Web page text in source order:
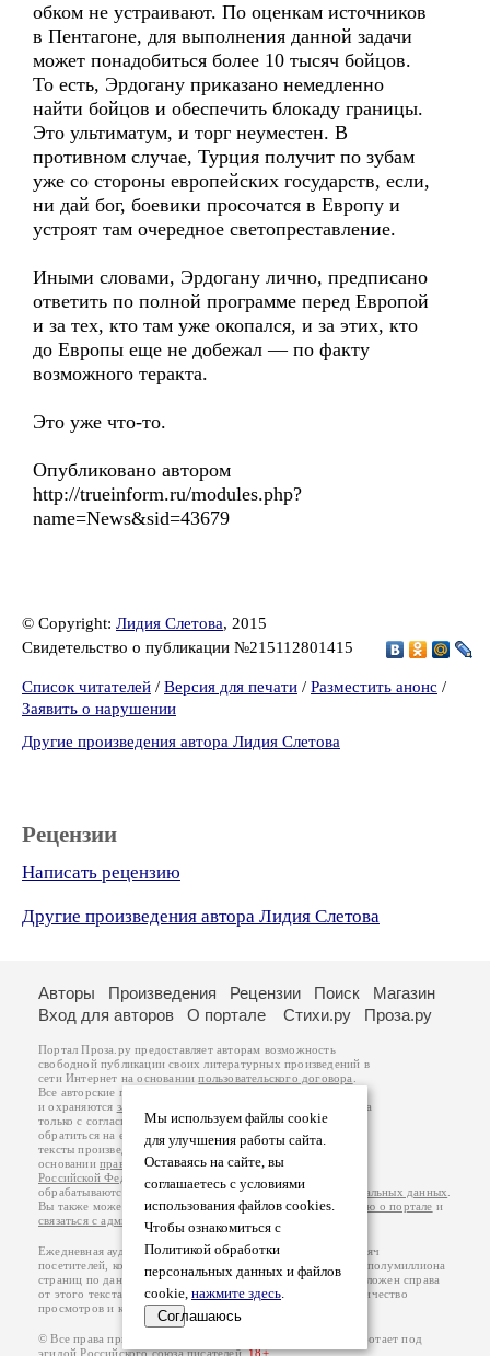
обком не устраивают. По оценкам источников
в Пентагоне, для выполнения данной задачи
может понадобиться более 10 тысяч бойцов.
То есть, Эрдогану приказано немедленно
найти бойцов и обеспечить блокаду границы.
Это ультиматум, и торг неуместен. В
противном случае, Турция получит по зубам
уже со стороны европейских государств, если,
ни дай бог, боевики просочатся в Европу и
устроят там очередное светопреставление.
Иными словами, Эрдогану лично, предписано
ответить по полной программе перед Европой
и за тех, кто там уже окопался, и за этих, кто
до Европы еще не добежал — по факту
возможного теракта.
Это уже что-то.
Опубликовано автором
http://trueinform.ru/modules.php?
name=News&sid=43679
© Copyright: Лидия Слетова, 2015
Свидетельство о публикации №215112801415
Список читателей / Версия для печати / Разместить анонс /
Заявить о нарушении
Другие произведения автора Лидия Слетова
Рецензии
Написать рецензию
Другие произведения автора Лидия Слетова
Мы используем файлы cookie
для улучшения работы сайта.
Оставаясь на сайте, вы
соглашаетесь с условиями
использования файлов cookies.
Чтобы ознакомиться с
Политикой обработки
персональных данных и файлов
cookie, нажмите здесь.
Соглашаюсь
Авторы Произведения Рецензии Поиск
Магазин
Вход для авторов
О портале Стихи.ру Проза.ру
Портал Проза.ру предоставляет авторам возможность
свободной публикации своих литературных произведений в
сети Интернет на основаниипользовательского договора
Все авторские права на произведения принадлежат авторам
и охраняются законом
. Перепечатка произведений возможна
только с согласия его автора, к которому вы можете
обратиться на его авторской странице. Ответственность за
тексты произведений авторы несут самостоятельно на
основанииправил публикацииизаконодательства
Российской Федерации
обрабатываются на основанииПолитики обработки персональных данных
Вы также можете посмотреть более подробнуюинформацию о портале и
связаться с администрацией
Ежедневная аудитория портала Проза.ру – порядка 100 тысяч
посетителей, которые в общей сумме просматривают более полумиллиона
страниц по данным счетчика посещаемости, который расположен справа
от этого текста. В каждой графе указано по две цифры: количество
просмотров и количество посетителей.
© Все права принадлежат авторам, 2000-2026. Портал работает под
эгидойРоссийского союза писателей.18+